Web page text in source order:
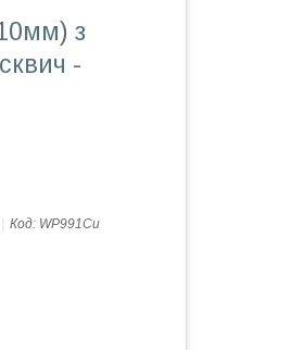
з
-
Код: WP991Cu